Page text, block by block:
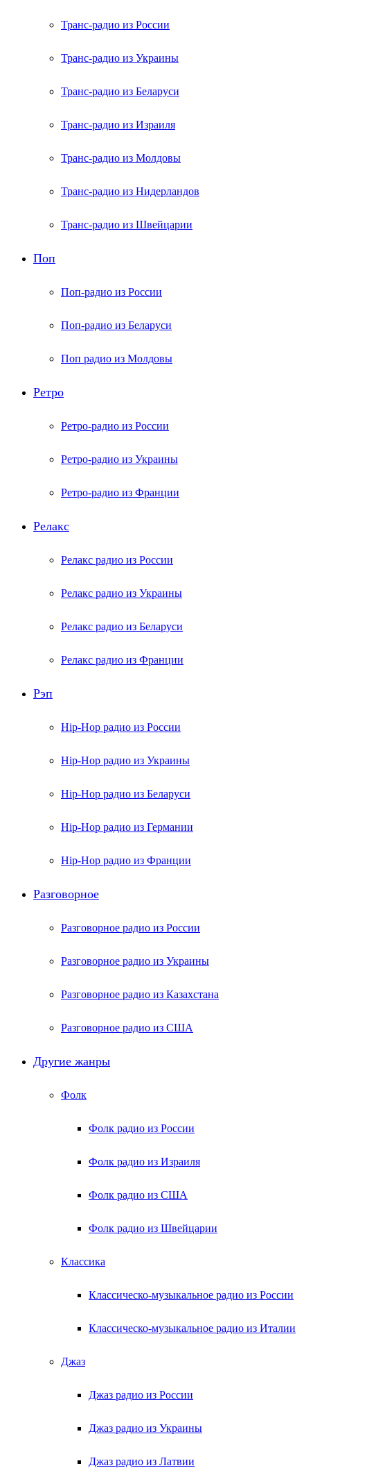
Транс-радио из России
Транс-радио из Украины
Транс-радио из Беларуси
Транс-радио из Израиля
Транс-радио из Молдовы
Транс-радио из Нидерландов
Транс-радио из Швейцарии
Поп
Поп-радио из России
Поп-радио из Беларуси
Поп радио из Молдовы
Ретро
Ретро-радио из России
Ретро-радио из Украины
Ретро-радио из Франции
Релакс
Релакс радио из России
Релакс радио из Украины
Релакс радио из Беларуси
Релакс радио из Франции
Рэп
Hip-Hop радио из России
Hip-Hop радио из Украины
Hip-Hop радио из Беларуси
Hip-Hop радио из Германии
Hip-Hop радио из Франции
Разговорное
Разговорное радио из России
Разговорное радио из Украины
Разговорное радио из Казахстана
Разговорное радио из США
Другие жанры
Фолк
Фолк радио из России
Фолк радио из Израиля
Фолк радио из США
Фолк радио из Швейцарии
Классика
Классическо-музыкальное радио из России
Классическо-музыкальное радио из Италии
Джаз
Джаз радио из России
Джаз радио из Украины
Джаз радио из Латвии